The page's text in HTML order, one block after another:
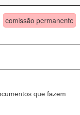
comissão permanente
que fazem